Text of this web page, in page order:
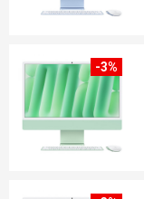
-3%